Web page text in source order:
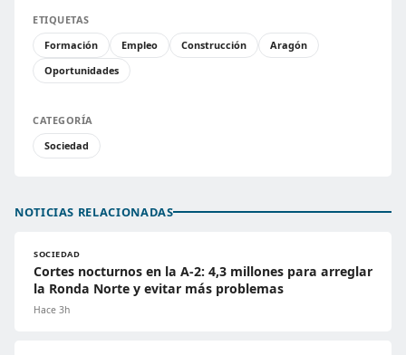
ETIQUETAS
Formación
Empleo Construcción
Aragón
Oportunidades
CATEGORÍA
Sociedad
NOTICIAS RELACIONADAS
SOCIEDAD
Cortes nocturnos en la A-2: 4,3 millones para arreglar
la Ronda Norte y evitar más problemas
Hace 3h